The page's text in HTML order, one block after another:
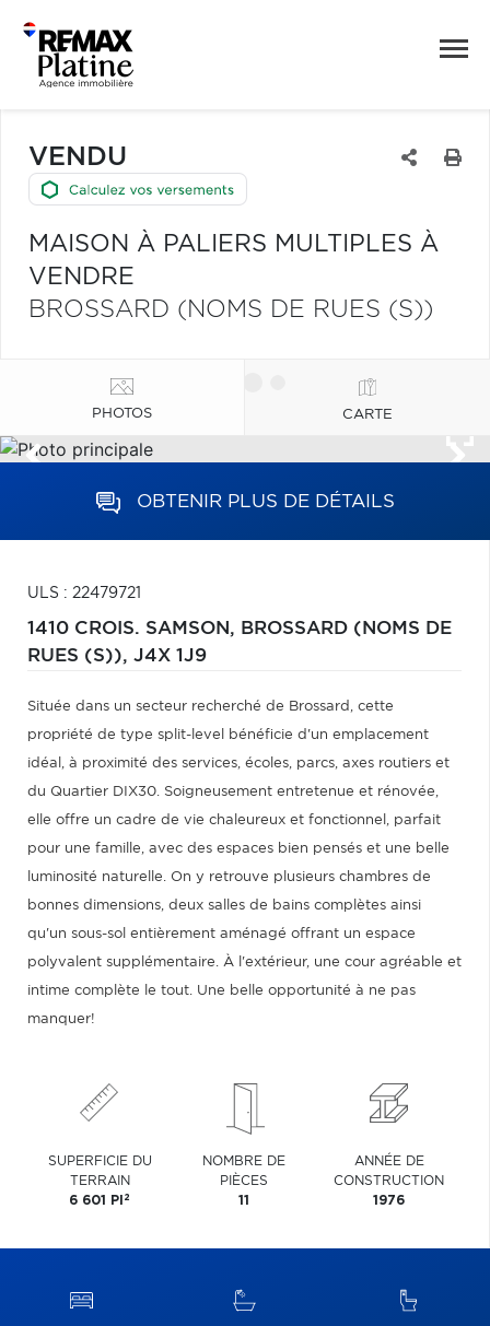
VENDU
MAISON À PALIERS MULTIPLES À
VENDRE
BROSSARD (NOMS DE RUES (S))
PHOTOS CARTE
OBTENIR PLUS DE DÉTAILS
ULS : 22479721
1410 CROIS. SAMSON, BROSSARD (NOMS DE
RUES (S)), J4X 1J9
Située dans un secteur recherché de Brossard, cette
propriété de type split-level bénéficie d'un emplacement
idéal, à proximité des services, écoles, parcs, axes routiers et
du Quartier DIX30. Soigneusement entretenue et rénovée,
elle offre un cadre de vie chaleureux et fonctionnel, parfait
pour une famille, avec des espaces bien pensés et une belle
luminosité naturelle. On y retrouve plusieurs chambres de
bonnes dimensions, deux salles de bains complètes ainsi
qu'un sous-sol entièrement aménagé offrant un espace
polyvalent supplémentaire. À l'extérieur, une cour agréable et
intime complète le tout. Une belle opportunité à ne pas
manquer!
SUPERFICIE DU
TERRAIN
6 601 PI 2
NOMBRE DE
PIÈCES
11
ANNÉE DE
CONSTRUCTION
1976